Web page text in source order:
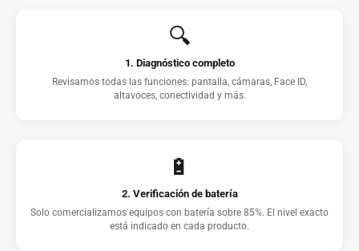
🔍
1. Diagnóstico completo
Revisamos todas las funciones: pantalla, cámaras, Face ID,
altavoces, conectividad y más.
🔋
2. Verificación de batería
Solo comercializamos equipos con batería sobre 85%. El nivel exacto
está indicado en cada producto.